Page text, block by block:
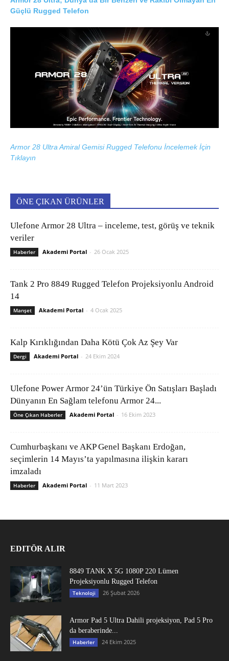
Güçlü Rugged Telefon
Armor 28 Ultra Amiral Gemisi Rugged Telefonu İncelemek İçin
Tıklayın
ÖNE ÇIKAN ÜRÜNLER
Ulefone Armor 28 Ultra – inceleme, test, görüş ve teknik
veriler
Haberler Akademi Portal - 26 Ocak 2025
Tank 2 Pro 8849 Rugged Telefon Projeksiyonlu Android
14
Manşet Akademi Portal - 4 Ocak 2025
Kalp Kırıklığından Daha Kötü Çok Az Şey Var
Dergi Akademi Portal - 24 Ekim 2024
Ulefone Power Armor 24’ün Türkiye Ön Satışları Başladı
Dünyanın En Sağlam telefonu Armor 24...
Öne Çıkan Haberler Akademi Portal - 16 Ekim 2023
Cumhurbaşkanı ve AKP Genel Başkanı Erdoğan,
seçimlerin 14 Mayıs’ta yapılmasına ilişkin kararı
imzaladı
Haberler Akademi Portal - 11 Mart 2023
EDITÖR ALIR
8849 TANK X 5G 1080P 220 Lümen
Projeksiyonlu Rugged Telefon
Teknoloji 26 Şubat 2026
Armor Pad 5 Ultra Dahili projeksiyon, Pad 5 Pro
da beraberinde...
Haberler 24 Ekim 2025